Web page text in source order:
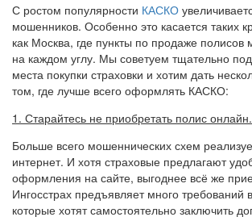
С ростом популярности КАСКО
мошенников. Особенно это касается таких
как Москва, где пункты по продаже полисов
на каждом углу. Мы советуем тщательно
места покупки страховки и хотим дать
том, где лучше всего оформлять КАСКО:
1. Старайтесь не приобретать полис онлайн.
Больше всего мошеннических схем
интернет. И хотя страховые предлагают
оформления на сайте, выгоднее всё же
Ингосстрах предъявляет много требований
которые хотят самостоятельно заключить